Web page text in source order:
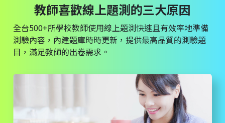
教師喜歡線上題測的三大原因
全台500+所學校教師使用線上題測快速且有效率地準備
測驗內容，內建題庫時時更新，提供最高品質的測驗題
目，滿足教師的出卷需求。